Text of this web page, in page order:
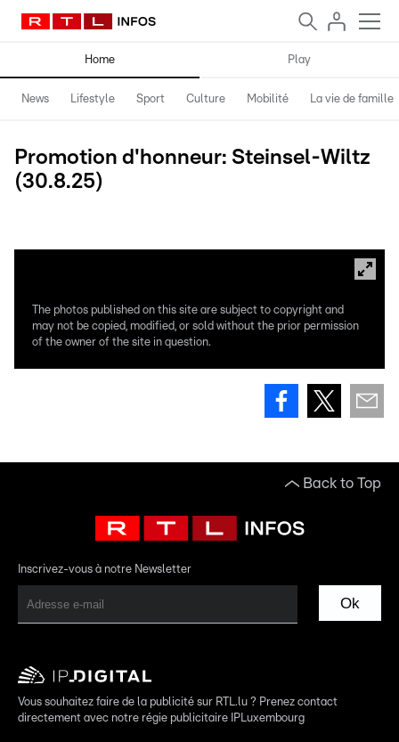
Home Play
News Lifestyle Sport Culture Mobilité La vie de famille
Promotion d'honneur: Steinsel-Wiltz
(30.8.25)
The photos published on this site are subject to copyright and
may not be copied, modified, or sold without the prior permission
of the owner of the site in question.
Back to Top
Inscrivez-vous à notre Newsletter
Ok
Vous souhaitez faire de la publicité sur RTL.lu ? Prenez contact
directement avec notre régie publicitaire IPLuxembourg